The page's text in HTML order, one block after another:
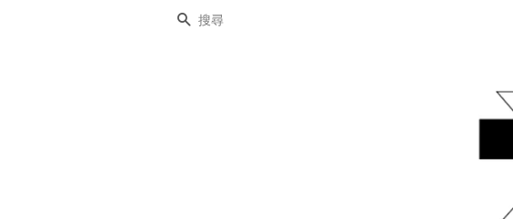
搜尋